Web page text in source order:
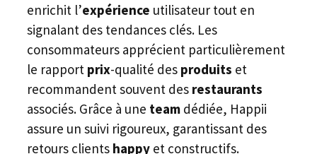
enrichit l’expérience utilisateur tout en
signalant des tendances clés. Les
consommateurs apprécient particulièrement
le rapport prix-qualité des produits et
recommandent souvent des restaurants
associés. Grâce à une team dédiée, Happii
assure un suivi rigoureux, garantissant des
retours clients happy et constructifs.